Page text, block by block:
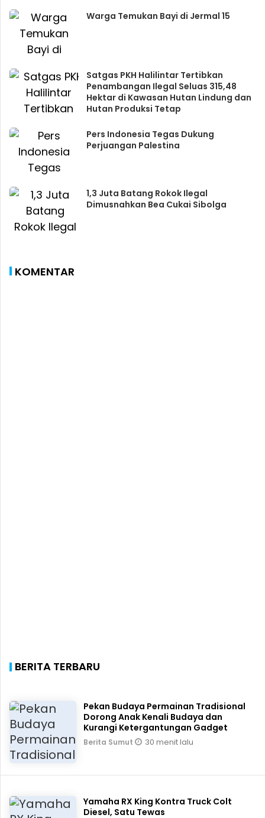
Warga Temukan Bayi di Jermal 15
Satgas PKH Halilintar Tertibkan
Penambangan Ilegal Seluas 315,48
Hektar di Kawasan Hutan Lindung dan
Hutan Produksi Tetap
Pers Indonesia Tegas Dukung
Perjuangan Palestina
1,3 Juta Batang Rokok Ilegal
Dimusnahkan Bea Cukai Sibolga
KOMENTAR
BERITA TERBARU
Pekan Budaya Permainan Tradisional
Dorong Anak Kenali Budaya dan
Kurangi Ketergantungan Gadget
Berita Sumut 30 menit lalu
Yamaha RX King Kontra Truck Colt
Diesel, Satu Tewas